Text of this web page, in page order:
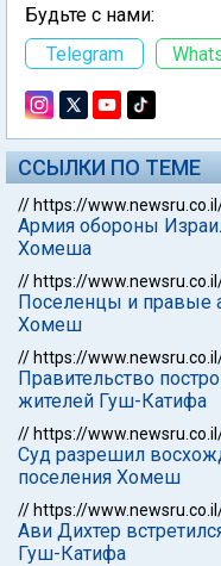
Будьте с нами:
Telegram
ССЫЛКИ ПО ТЕМЕ
// https://
Армия обороны
Хомеша
// https://
Поселенцы и правые
Хомеш
// https://
Правительство
жителей Гуш-Катифа
// https://
Суд разрешил
поселения Хомеш
// https://
Ави Дихтер
Гуш-Катифа